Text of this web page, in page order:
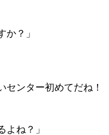
か？」
センター初めてだね！
よね？」